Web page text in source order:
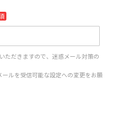
ただきますので、迷惑メール対策の
ルを受信可能な設定への変更をお願